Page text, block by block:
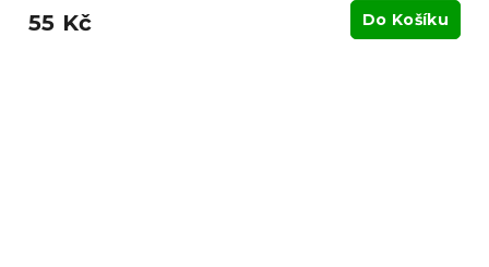
55 Kč Do Košíku